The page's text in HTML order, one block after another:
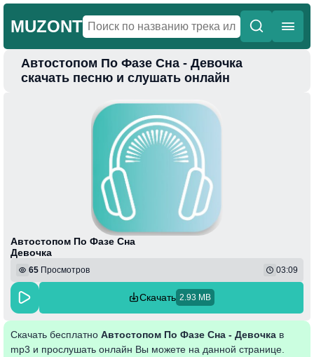
MUZONT
Главная
Автостопом По Фазе Сна - Девочка
скачать песню и слушать онлайн
Автостопом По Фазе Сна
Девочка
65 Просмотров 03:09
Скачать 2.93 MB
Скачать бесплатно Автостопом По Фазе Сна - Девочка в
mp3 и прослушать онлайн Вы можете на данной странице.